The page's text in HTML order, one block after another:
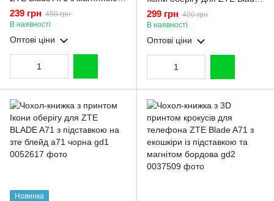
пластиною зі шторкою на
камері зелений
239 грн 450 грн
В наявності
Оптові ціни
A71 з підставкою на зте
блейд а71 бордова gd1
299 грн 400 грн
В наявності
Оптові ціни
Новинка